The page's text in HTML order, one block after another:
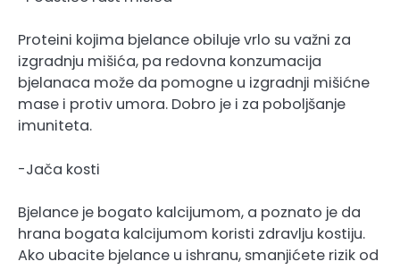
Proteini kojima bjelance obiluje vrlo su važni za
izgradnju mišića, pa redovna konzumacija
bjelanaca može da pomogne u izgradnji mišićne
mase i protiv umora. Dobro je i za poboljšanje
imuniteta.
-Jača kosti
Bjelance je bogato kalcijumom, a poznato je da
hrana bogata kalcijumom koristi zdravlju kostiju.
Ako ubacite bjelance u ishranu, smanjićete rizik od